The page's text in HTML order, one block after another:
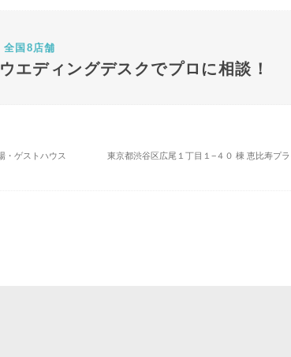
国8店舗
エディングデスクでプロに相談！
・ゲストハウス 東京都渋谷区広尾１丁目１−４０ 棟 恵比寿プ